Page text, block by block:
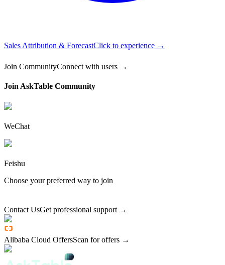
Sales Attribution & ForecastClick to experience →
Join CommunityConnect with users →
Join AskTable Community
WeChat
Feishu
Choose your preferred way to join
Contact UsGet professional support →
Alibaba Cloud OffersScan for offers →